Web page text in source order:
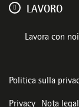
LAVORO
Lavora con noi
Politica sulla
Privacy Nota